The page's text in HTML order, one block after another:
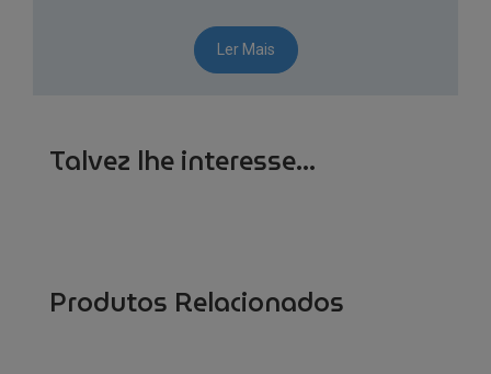
Ler Mais
Talvez lhe interesse...
Produtos Relacionados